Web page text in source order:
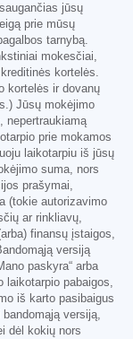
jūsų
prie mūsų
tarnybą.
mokesčiai,
kortelės.
kortelės ir dovanų
Jūsų mokėjimo
nepertraukiamą
prie mokamos
laikotarpiu iš jūsų
suma, nors
prašymai,
(tokie autorizavimo
ar rinkliavų,
finansų įstaigos,
versiją
paskyra“ arba
laikotarpio pabaigos,
iš karto pasibaigus
versiją,
dėl kokių nors